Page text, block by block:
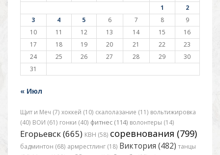
1
2
3
4 5 6 7 8
9
10
11 12 13 14 15
16
17
18 19 20 21 22
23
24
25 26 27 28 29
30
31
« Июл
Щит и Меч (7) хоккей (10) скалолазание (11) вольтижировка
(40) ВОИ (61) гонки (40) фитнес (114) волонтеры (14)
Егорьевск (665) КВН (58) соревнования (799)
бадминтон (68) армрестлинг (18) Виктория (482) танцы